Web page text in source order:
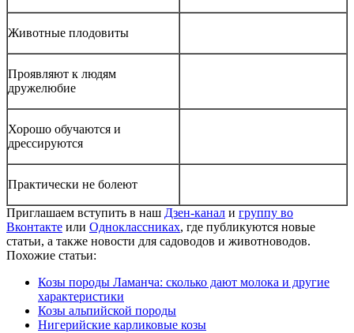
Животные плодовиты
Проявляют к людям
дружелюбие
Хорошо обучаются и
дрессируются
Практически не болеют
Приглашаем вступить в наш Дзен-канал и группу во
Вконтакте или Одноклассниках, где публикуются новые
статьи, а также новости для садоводов и животноводов.
Похожие статьи:
Козы породы Ламанча: сколько дают молока и другие
характеристики
Козы альпийской породы
Нигерийские карликовые козы